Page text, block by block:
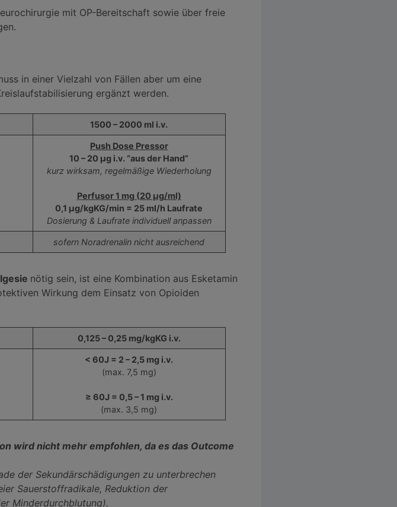
mit OP-Bereitschaft sowie über freie
in einer Vielzahl von Fällen aber um eine
ergänzt werden.
1500 – 2000 ml i.v.
Push Dose Pressor
10 – 20 μg i.v. “aus der Hand”
kurz wirksam, regelmäßige Wiederholung
Perfusor 1 mg (20 μg/ml)
0,1 µg/kgKG/min = 25 ml/h Laufrate
Dosierung & Laufrate individuell anpassen
sofern Noradrenalin nicht ausreichend
nötig sein, ist eine Kombination aus Esketamin
Wirkung dem Einsatz von Opioiden
0,125 – 0,25 mg/kgKG i.v.
< 60J = 2 – 2,5 mg i.v.
(max. 7,5 mg)
≥ 60J = 0,5 – 1 mg i.v.
(max. 3,5 mg)
wird nicht mehr empfohlen, da es das Outcome
der Sekundärschädigungen zu unterbrechen
Sauerstoffradikale, Reduktion der
Minderdurchblutung).